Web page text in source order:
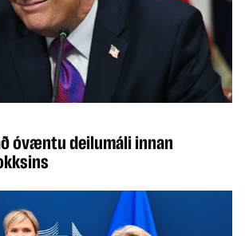
óvæntu deilumáli innan